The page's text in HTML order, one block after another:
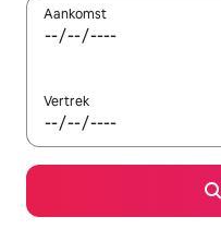
Aankomst
Vertrek